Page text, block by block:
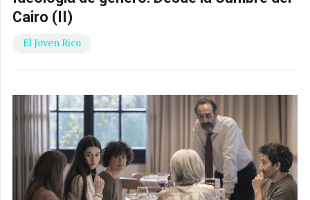
Cairo (II)
El Joven Rico